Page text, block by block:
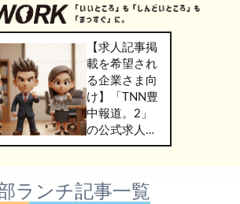
【求人記事掲
載を希望され
る企業さま向
け】「TNN豊
中報道。2」
の公式求人情
報サービス
WORK」のご
掲載につきま
ランチ記事一覧